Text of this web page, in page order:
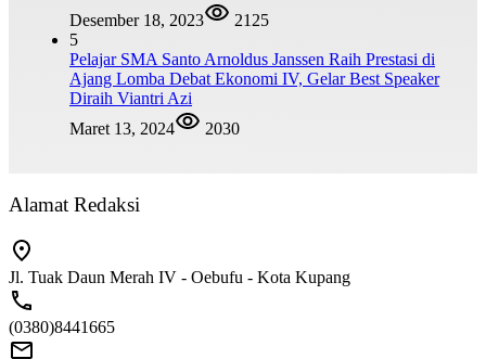
Desember 18, 2023
2125
5
Pelajar SMA Santo Arnoldus Janssen Raih Prestasi di
Ajang Lomba Debat Ekonomi IV, Gelar Best Speaker
Diraih Viantri Azi
Maret 13, 2024
2030
Alamat Redaksi
Jl. Tuak Daun Merah IV - Oebufu - Kota Kupang
(0380)8441665